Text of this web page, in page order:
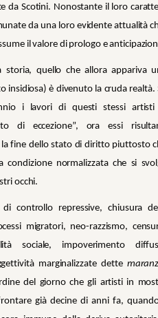
da Scotini. Nonostante il loro
da una loro evidente attualità
il valore di prologo e
storia, quello che allora appariva
insidiosa) è divenuto la cruda realtà.
i lavori di questi stessi
di eccezione”, ora essi
fine dello stato di diritto piuttosto
condizione normalizzata che si
occhi.
controllo repressive, chiusura
migratori, neo-razzismo,
sociale, impoverimento
marginalizzate dette
del giorno che gli artisti in
già decine di anni fa,